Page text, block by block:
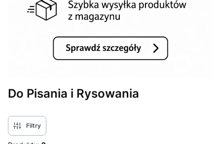
Do Pisania i Rysowania
Filtry